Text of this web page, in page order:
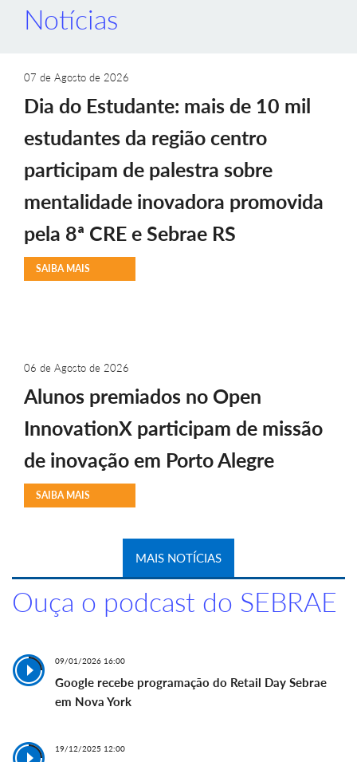
Notícias
07 de Agosto de 2026
Dia do Estudante: mais de 10 mil
estudantes da região centro
participam de palestra sobre
mentalidade inovadora promovida
pela 8ª CRE e Sebrae RS
SAIBA MAIS
06 de Agosto de 2026
Alunos premiados no Open
InnovationX participam de missão
de inovação em Porto Alegre
SAIBA MAIS
MAIS NOTÍCIAS
Ouça o podcast do SEBRAE
09/01/2026 16:00
Google recebe programação do Retail Day Sebrae
em Nova York
19/12/2025 12:00